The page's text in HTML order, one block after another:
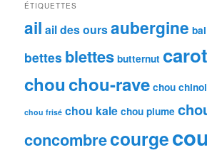
ÉTIQUETTES
ail ail des oursaubergine
bettes blettes butternut
chouchou-rave chou
chou frisé chou kale chou plume
concombrecourge